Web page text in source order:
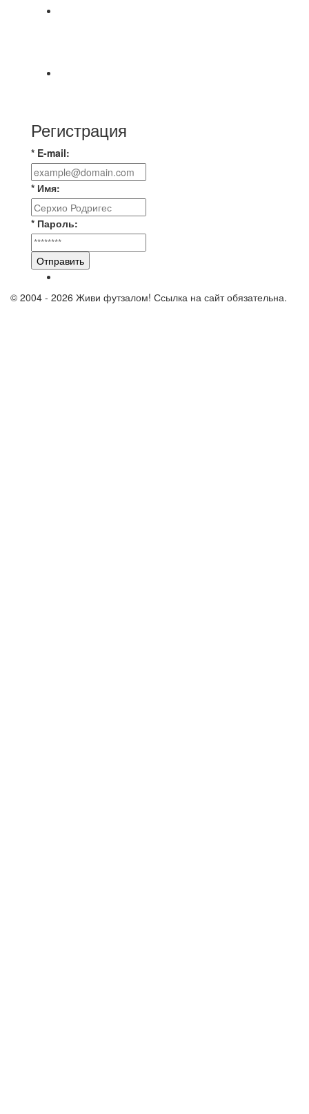
Регистрация
* E-mail:
* Имя:
* Пароль:
Отправить
© 2004 - 2026 Живи футзалом! Ссылка на сайт обязательна.